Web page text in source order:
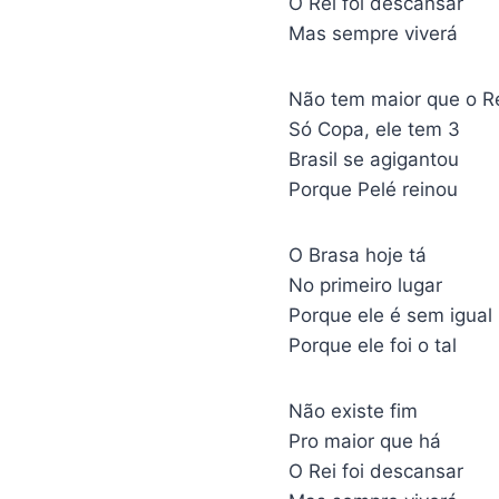
Mas sempre viverá
Não tem maior que o
Só Copa, ele tem 3
Brasil se agigantou
Porque Pelé reinou
O Brasa hoje tá
No primeiro lugar
Porque ele é sem igual
Porque ele foi o tal
Não existe fim
Pro maior que há
O Rei foi descansar